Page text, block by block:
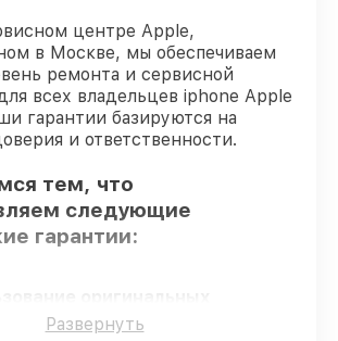
центре Apple,
в Москве, мы обеспечиваем
ремонта и сервисной
всех владельцев iphone Apple
гарантии базируются на
и ответственности.
тем, что
следующие
гарантии:
– гарантируем использование
Развернуть